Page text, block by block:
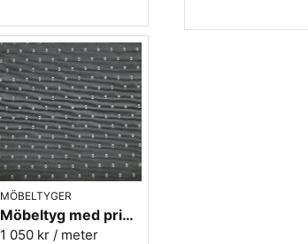
MÖBELTYGER
Möbeltyg med prickar - Plus nr.90 grå
1 050 kr / meter